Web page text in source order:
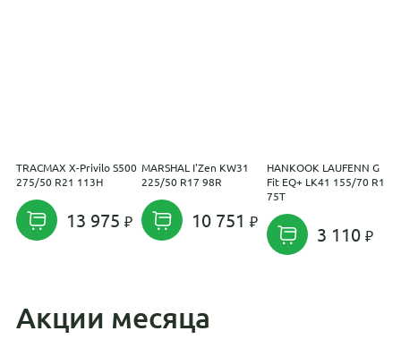
TRACMAX X-Privilo S500
275/50 R21 113H
13 975
MARSHAL I'Zen KW31
225/50 R17 98R
10 751
HANKOOK LAUFENN G
Fit EQ+ LK41 155/70 R13
75T
3 110
Акции месяца